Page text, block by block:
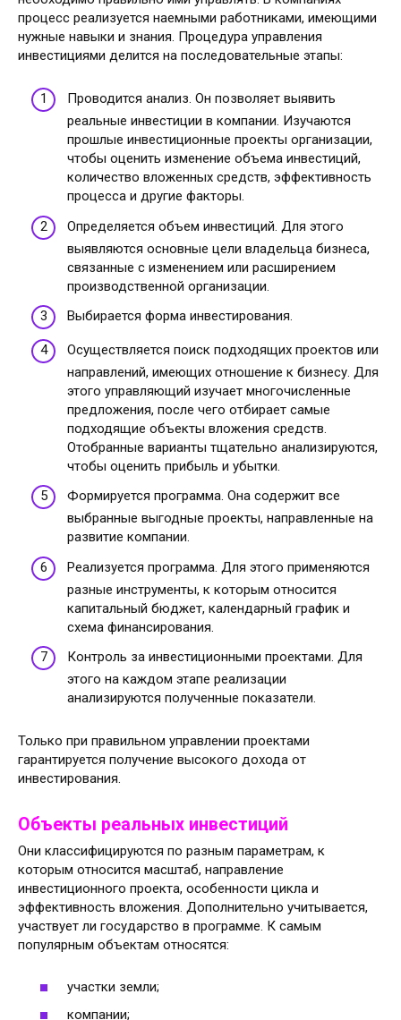
процесс реализуется наемными работниками, имеющими
нужные навыки и знания. Процедура управления
инвестициями делится на последовательные этапы:
Проводится анализ. Он позволяет выявить
реальные инвестиции в компании. Изучаются
прошлые инвестиционные проекты организации,
чтобы оценить изменение объема инвестиций,
количество вложенных средств, эффективность
процесса и другие факторы.
Определяется объем инвестиций. Для этого
выявляются основные цели владельца бизнеса,
связанные с изменением или расширением
производственной организации.
Выбирается форма инвестирования.
Осуществляется поиск подходящих проектов или
направлений, имеющих отношение к бизнесу. Для
этого управляющий изучает многочисленные
предложения, после чего отбирает самые
подходящие объекты вложения средств.
Отобранные варианты тщательно анализируются,
чтобы оценить прибыль и убытки.
Формируется программа. Она содержит все
выбранные выгодные проекты, направленные на
развитие компании.
Реализуется программа. Для этого применяются
разные инструменты, к которым относится
капитальный бюджет, календарный график и
схема финансирования.
Контроль за инвестиционными проектами. Для
этого на каждом этапе реализации
анализируются полученные показатели.
Только при правильном управлении проектами
гарантируется получение высокого дохода от
инвестирования.
Объекты реальных инвестиций
Они классифицируются по разным параметрам, к
которым относится масштаб, направление
инвестиционного проекта, особенности цикла и
эффективность вложения. Дополнительно учитывается,
участвует ли государство в программе. К самым
популярным объектам относятся:
участки земли;
компании;